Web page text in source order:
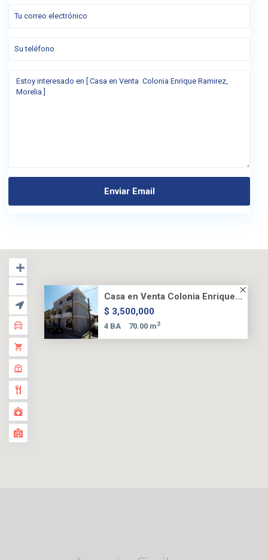
Casa en Venta Colonia Enrique...
$ 3,500,000
4 BA 70.00 m2